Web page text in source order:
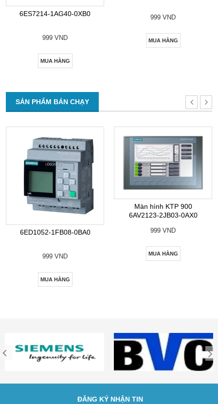
6ES7214-1AG40-0XB0
999 VND
MUA HÀNG
999 VND
MUA HÀNG
SẢN PHẨM BÁN CHẠY
6ED1052-1FB08-0BA0
999 VND
MUA HÀNG
Màn hình KTP 900
6AV2123-2JB03-0AX0
999 VND
MUA HÀNG
ĐĂNG KÝ NHẬN TIN